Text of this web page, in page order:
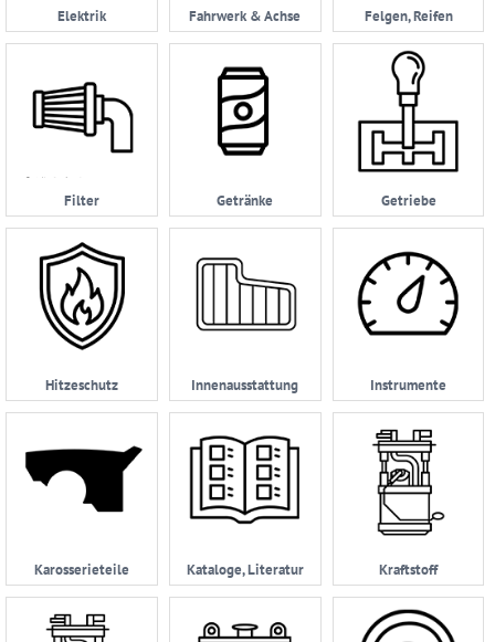
AGB
Zahlungsmöglichkeiten
Widerrufsbelehrung
Datenschutzerklärung
05232
962114
Elektrik Fahrwerk & Achse Felgen, Reifen
Filter Getränke Getriebe
Hitzeschutz Innenausstattung Instrumente
Karosserieteile Kataloge, Literatur Kraftstoff